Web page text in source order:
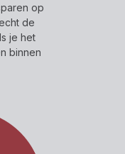
op
de
je het
binnen